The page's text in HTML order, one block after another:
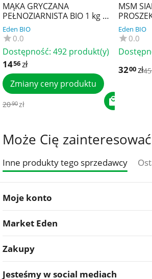
MĄKA GRYCZANA
PEŁNOZIARNISTA BIO 1 kg -
BIO PLANET
Eden BIO
0.0
Dostępność: 492 produkt(y)
1456zł
Zmiany ceny produktu
2090zł
MSM
FARM
Eden BIO
0.0
3200zł45
Może Cię zainteresować
Inne produkty tego sprzedawcy
Moje konto
Market Eden
Zakupy
Jesteśmy w social mediach